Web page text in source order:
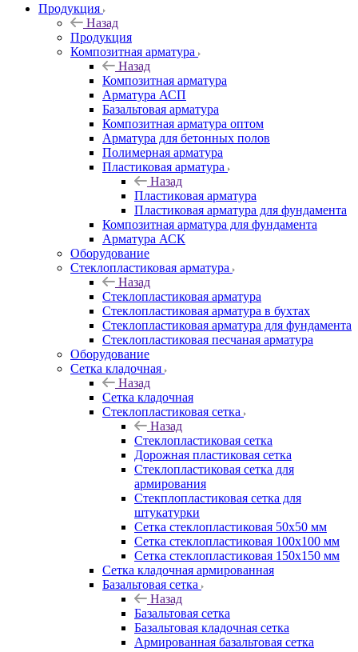
Продукция
Назад
Продукция
Композитная арматура
Назад
Композитная арматура
Арматура АСП
Базальтовая арматура
Композитная арматура оптом
Арматура для бетонных полов
Полимерная арматура
Пластиковая арматура
Назад
Пластиковая арматура
Пластиковая арматура для фундамента
Композитная арматура для фундамента
Арматура АСК
Оборудование
Cтеклопластиковая арматура
Назад
Cтеклопластиковая арматура
Стеклопластиковая арматура в бухтах
Стеклопластиковая арматура для фундамента
Стеклопластиковая песчаная арматура
Оборудование
Сетка кладочная
Назад
Сетка кладочная
Стеклопластиковая сетка
Назад
Стеклопластиковая сетка
Дорожная пластиковая сетка
Стеклопластиковая сетка для
армирования
Стекплопластиковая сетка для
штукатурки
Сетка стеклопластиковая 50x50 мм
Сетка стеклопластиковая 100x100 мм
Сетка стеклопластиковая 150x150 мм
Сетка кладочная армированная
Базальтовая сетка
Назад
Базальтовая сетка
Базальтовая кладочная сетка
Армированная базальтовая сетка